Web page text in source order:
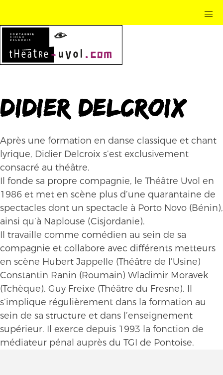
Didier Delcroix
Après une formation en danse classique et chant
lyrique, Didier Delcroix s’est exclusivement
consacré au théâtre.
Il fonde sa propre compagnie, le Théâtre Uvol en
1986 et met en scène plus d’une quarantaine de
spectacles dont un spectacle à Porto Novo (Bénin),
ainsi qu’à Naplouse (Cisjordanie).
Il travaille comme comédien au sein de sa
compagnie et collabore avec différents metteurs
en scène Hubert Jappelle (Théâtre de l’Usine)
Constantin Ranin (Roumain) Wladimir Moravek
(Tchèque), Guy Freixe (Théâtre du Fresne). Il
s’implique régulièrement dans la formation au
sein de sa structure et dans l’enseignement
supérieur. Il exerce depuis 1993 la fonction de
médiateur pénal auprès du TGI de Pontoise.